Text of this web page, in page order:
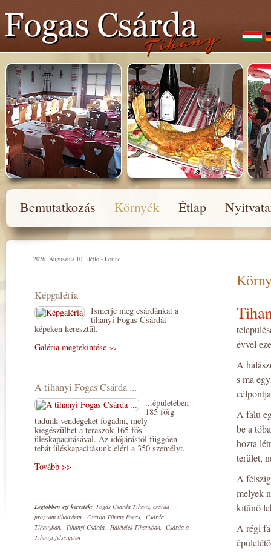
Bemutatkozás Környék Étlap
2026. Augusztus 10. Hétfo - Lörinc
Képgaléria
Ismerje meg csárdánkat a
tihanyi Fogas Csárdát
képeken keresztül.
Galéria megtekintése >>
A tihanyi Fogas Csárda ...
...épületében
185 főig
tudunk vendégeket fogadni, mely
kiegészülhet a teraszok 165 fős
üléskapacitásával. Az időjárástól függően
tehát üléskapacitásunk eléri a 350 személyt.
Tovább >>
Legtöbben ezt keresték: Fogas Csárda Tihany, csárda
program tihanyban, Csárda Tihany Fogas, Csárda
Tihanyban, Tihanyi Csárda, Halételek Tihanyban, Csárda a
Tihanyi félszigeten
évvel
A
s ma
A falu
be a
hozta
terület,
A
melyek
kitűnő
A régi